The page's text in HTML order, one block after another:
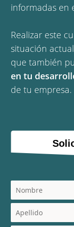
informadas en
Realizar este
situación
que también
en tu
de tu empresa.